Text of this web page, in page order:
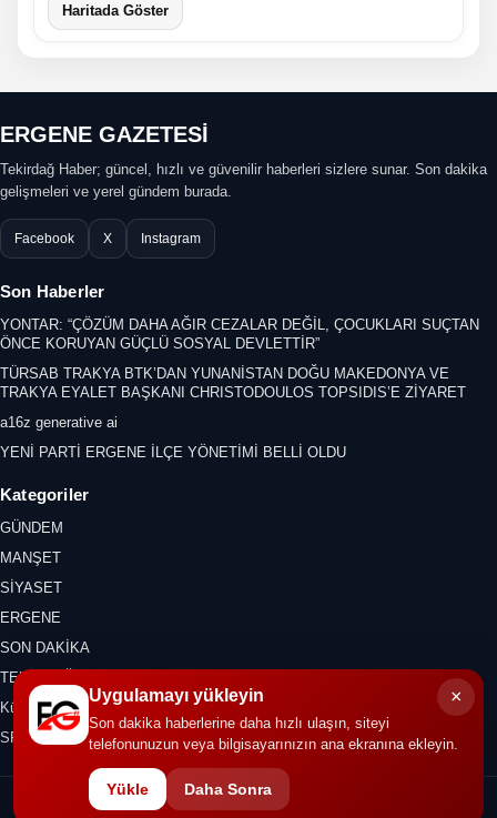
Haritada Göster
ERGENE GAZETESİ
Tekirdağ Haber; güncel, hızlı ve güvenilir haberleri sizlere sunar. Son dakika
gelişmeleri ve yerel gündem burada.
Facebook X Instagram
Son Haberler
YONTAR: “ÇÖZÜM DAHA AĞIR CEZALAR DEĞİL, ÇOCUKLARI SUÇTAN
ÖNCE KORUYAN GÜÇLÜ SOSYAL DEVLETTİR”
TÜRSAB TRAKYA BTK’DAN YUNANİSTAN DOĞU MAKEDONYA VE
TRAKYA EYALET BAŞKANI CHRISTODOULOS TOPSIDIS’E ZİYARET
a16z generative ai
YENİ PARTİ ERGENE İLÇE YÖNETİMİ BELLİ OLDU
Kategoriler
GÜNDEM
MANŞET
SİYASET
ERGENE
SON DAKİKA
TEKİRDAĞ
Kültür Sanat
SPOR
© 2026 ERGENE GAZETESİ. Tüm hakları saklıdır.
×
Uygulamayı yükleyin
Son dakika haberlerine daha hızlı ulaşın, siteyi
telefonunuzun veya bilgisayarınızın ana ekranına ekleyin.
Yükle Daha Sonra